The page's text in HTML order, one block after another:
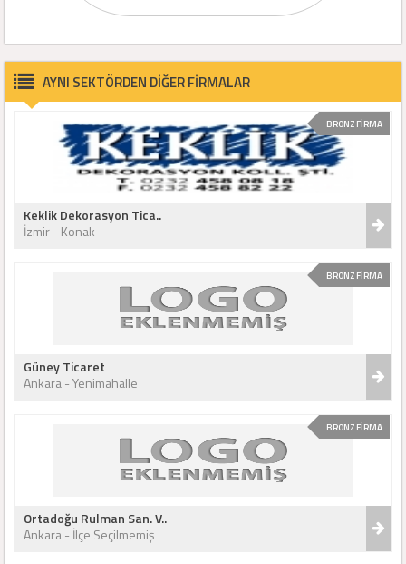
AYNI SEKTÖRDEN DİĞER FİRMALAR
BRONZ FİRMA
Keklik Dekorasyon Tica..
İzmir - Konak
BRONZ FİRMA
Güney Ticaret
Ankara - Yenimahalle
BRONZ FİRMA
Ortadoğu Rulman San. V..
Ankara - İlçe Seçilmemiş